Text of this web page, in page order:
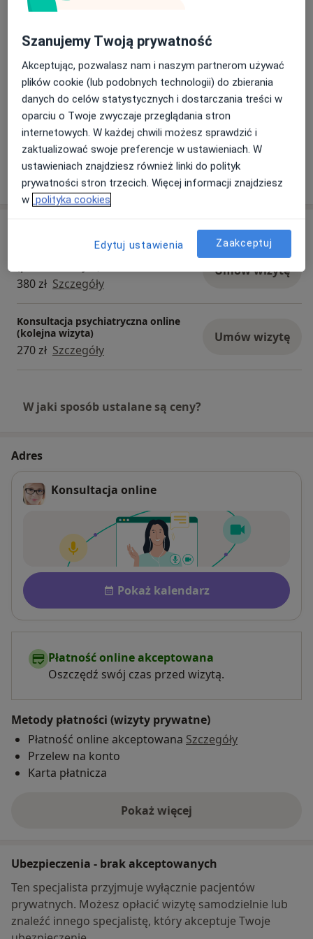
konsultowania oddziałów pielęgnacyjno–
schorzeniami somatycznymi, otępieniem.
Płatność online akceptowana
Oszczędź swój czas przed wizytą.
Pokaż więcejo doświadczeniu
Konsultacja psychiatryczna online
380 zł Szczegóły
Umów wizytę
Konsultacja psychiatryczna online
(kolejna wizyta)
270 zł Szczegóły
Umów wizytę
W jaki sposób ustalane są ceny?
Adres
Konsultacja online
Dostępność
Pokaż kalendarz
Płatność online akceptowana
Oszczędź swój czas przed wizytą.
Metody płatności (wizyty prywatne)
Płatność online akceptowana Szczegóły
Przelew na konto
Karta płatnicza
Pokaż więcej
o adresie
Ubezpieczenia - brak akceptowanych
Ten specjalista przyjmuje wyłącznie pacjentów
prywatnych. Możesz opłacić wizytę samodzielnie lub
znaleźć innego specjalistę, który akceptuje Twoje
Szanujemy Twoją prywatność
Akceptując, pozwalasz nam i naszym partnerom używać
plików cookie (lub podobnych technologii) do zbierania
danych do celów statystycznych i dostarczania treści w
oparciu o Twoje zwyczaje przeglądania stron
internetowych. W każdej chwili możesz sprawdzić i
zaktualizować swoje preferencje w ustawieniach. W
ustawieniach znajdziesz również linki do polityk
prywatności stron trzecich. Więcej informacji znajdziesz
w polityka cookies
Edytuj ustawienia Zaakceptuj